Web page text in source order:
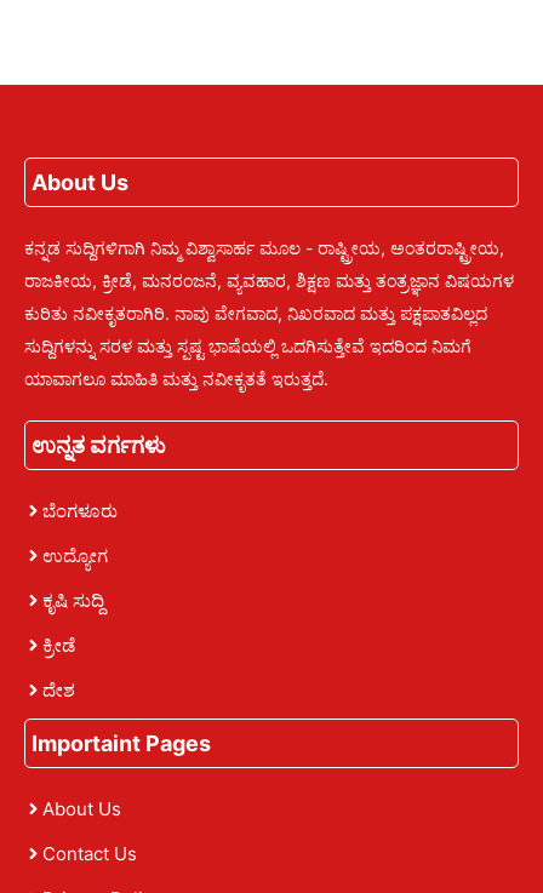
About Us
ಕನ್ನಡ ಸುದ್ದಿಗಳಿಗಾಗಿ ನಿಮ್ಮ ವಿಶ್ವಾಸಾರ್ಹ ಮೂಲ - ರಾಷ್ಟ್ರೀಯ, ಅಂತರರಾಷ್ಟ್ರೀಯ,
ರಾಜಕೀಯ, ಕ್ರೀಡೆ, ಮನರಂಜನೆ, ವ್ಯವಹಾರ, ಶಿಕ್ಷಣ ಮತ್ತು ತಂತ್ರಜ್ಞಾನ ವಿಷಯಗಳ
ಕುರಿತು ನವೀಕೃತರಾಗಿರಿ. ನಾವು ವೇಗವಾದ, ನಿಖರವಾದ ಮತ್ತು ಪಕ್ಷಪಾತವಿಲ್ಲದ
ಸುದ್ದಿಗಳನ್ನು ಸರಳ ಮತ್ತು ಸ್ಪಷ್ಟ ಭಾಷೆಯಲ್ಲಿ ಒದಗಿಸುತ್ತೇವೆ ಇದರಿಂದ ನಿಮಗೆ
ಯಾವಾಗಲೂ ಮಾಹಿತಿ ಮತ್ತು ನವೀಕೃತತೆ ಇರುತ್ತದೆ.
ಉನ್ನತ ವರ್ಗಗಳು
ಬೆಂಗಳೂರು
ಉದ್ಯೋಗ
ಕೃಷಿ ಸುದ್ದಿ
ಕ್ರೀಡೆ
ದೇಶ
Importaint Pages
About Us
Contact Us